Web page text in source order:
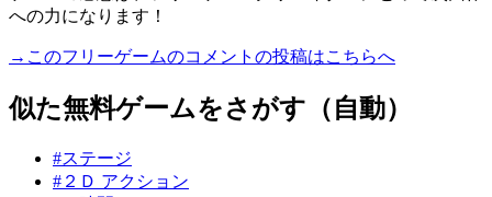
への力になります！
→このフリーゲームのコメントの投稿はこちらへ
似た無料ゲームをさがす（自動）
#ステージ
#２Ｄ アクション